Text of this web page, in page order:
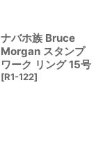
ナバホ族 Bruce
Morgan スタンプ
ワーク リング 15号
[R1-122]